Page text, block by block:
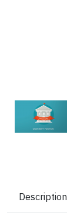
Description